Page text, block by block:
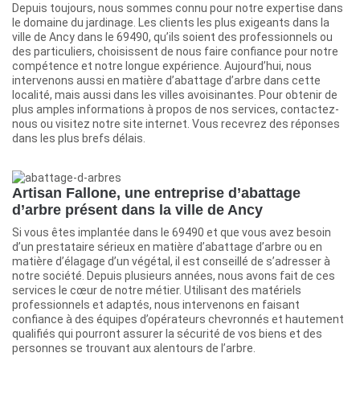
Depuis toujours, nous sommes connu pour notre expertise dans
le domaine du jardinage. Les clients les plus exigeants dans la
ville de Ancy dans le 69490, qu’ils soient des professionnels ou
des particuliers, choisissent de nous faire confiance pour notre
compétence et notre longue expérience. Aujourd’hui, nous
intervenons aussi en matière d’abattage d’arbre dans cette
localité, mais aussi dans les villes avoisinantes. Pour obtenir de
plus amples informations à propos de nos services, contactez-
nous ou visitez notre site internet. Vous recevrez des réponses
dans les plus brefs délais.
Artisan Fallone, une entreprise d’abattage
d’arbre présent dans la ville de Ancy
Si vous êtes implantée dans le 69490 et que vous avez besoin
d’un prestataire sérieux en matière d’abattage d’arbre ou en
matière d’élagage d’un végétal, il est conseillé de s’adresser à
notre société. Depuis plusieurs années, nous avons fait de ces
services le cœur de notre métier. Utilisant des matériels
professionnels et adaptés, nous intervenons en faisant
confiance à des équipes d’opérateurs chevronnés et hautement
qualifiés qui pourront assurer la sécurité de vos biens et des
personnes se trouvant aux alentours de l’arbre.